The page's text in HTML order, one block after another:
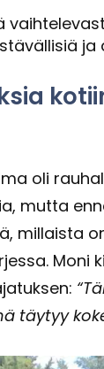
ja
oli
mutta
mil­lais­ta
Moni
täy­tyy